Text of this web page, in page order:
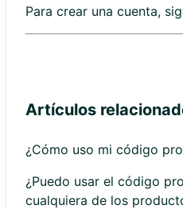
Para crear una cuenta,
Artículos
¿Cómo uso mi código
¿Puedo usar el código
cualquiera de los